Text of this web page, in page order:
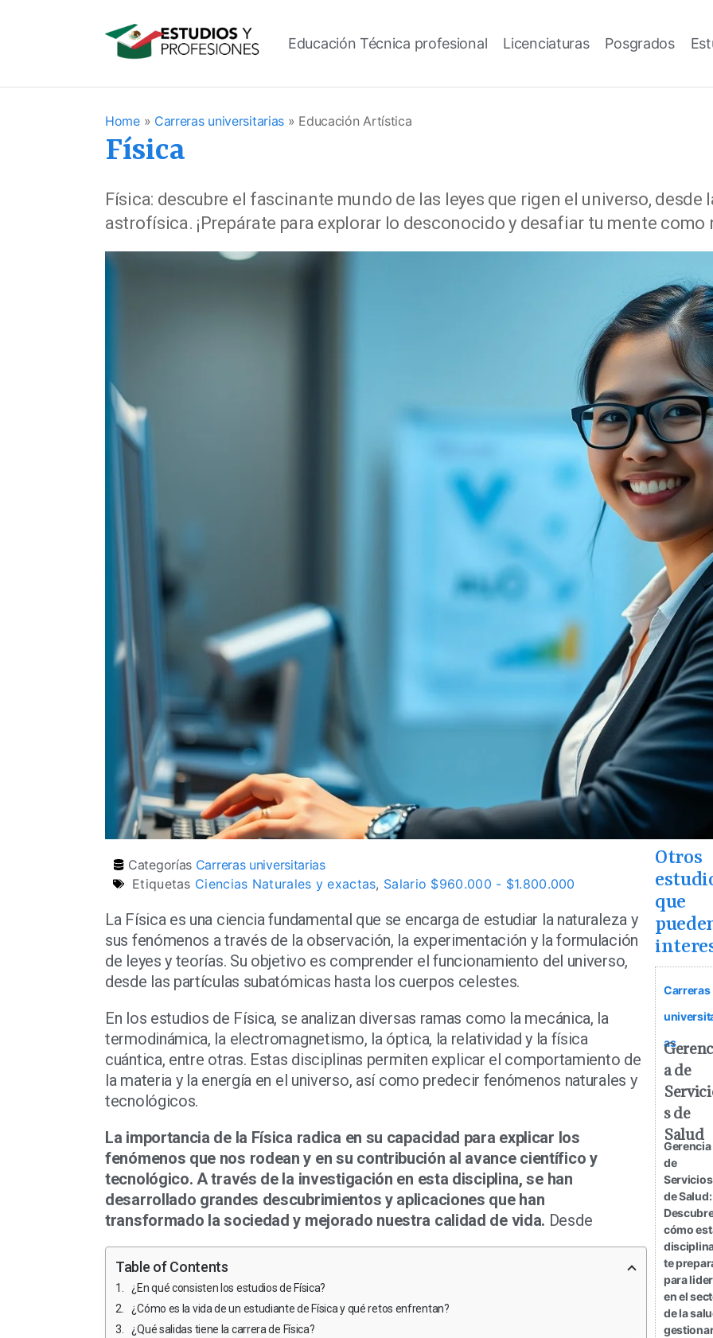
Educación Técnica profesional Licenciaturas Posgrados
Home» Carreras universitarias » Educación Artística
Física
Física: descubre el fascinante mundo de las leyes que rigen el universo,
astrofísica. ¡Prepárate para explorar lo desconocido y desafiar tu mente como
Categorías Carreras universitarias
Etiquetas Ciencias Naturales y exactas, Salario $960.000 - $1.800.000
La Física es una ciencia fundamental que se encarga de estudiar la naturaleza y
sus fenómenos a través de la observación, la experimentación y la formulación
de leyes y teorías. Su objetivo es comprender el funcionamiento del universo,
desde las partículas subatómicas hasta los cuerpos celestes.
En los estudios de Física, se analizan diversas ramas como la mecánica, la
termodinámica, la electromagnetismo, la óptica, la relatividad y la física
cuántica, entre otras. Estas disciplinas permiten explicar el comportamiento de
la materia y la energía en el universo, así como predecir fenómenos naturales y
tecnológicos.
La importancia de la Física radica en su capacidad para explicar los
fenómenos que nos rodean y en su contribución al avance científico y
tecnológico. A través de la investigación en esta disciplina, se han
desarrollado grandes descubrimientos y aplicaciones que han
transformado la sociedad y mejorado nuestra calidad de vida. Desde
Table of Contents
¿En qué consisten los estudios de Física?
¿Cómo es la vida de un estudiante de Física y qué retos enfrentan?
¿Qué salidas tiene la carrera de Física?
Otros
que
Carreras
as
a de
s de
Salud
Gerencia
de
Servicios
de Salud:
cómo
te
para
en el
de la